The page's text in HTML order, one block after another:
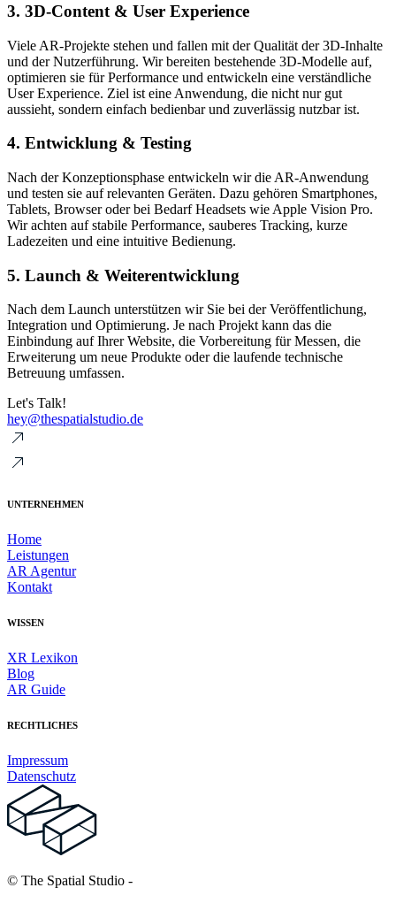
3. 3D-Content & User Experience
Viele AR-Projekte stehen und fallen mit der Qualität der 3D-Inhalte
und der Nutzerführung. Wir bereiten bestehende 3D-Modelle auf,
optimieren sie für Performance und entwickeln eine verständliche
User Experience. Ziel ist eine Anwendung, die nicht nur gut
aussieht, sondern einfach bedienbar und zuverlässig nutzbar ist.
4. Entwicklung & Testing
Nach der Konzeptionsphase entwickeln wir die AR-Anwendung
und testen sie auf relevanten Geräten. Dazu gehören Smartphones,
Tablets, Browser oder bei Bedarf Headsets wie Apple Vision Pro.
Wir achten auf stabile Performance, sauberes Tracking, kurze
Ladezeiten und eine intuitive Bedienung.
5. Launch & Weiterentwicklung
Nach dem Launch unterstützen wir Sie bei der Veröffentlichung,
Integration und Optimierung. Je nach Projekt kann das die
Einbindung auf Ihrer Website, die Vorbereitung für Messen, die
Erweiterung um neue Produkte oder die laufende technische
Betreuung umfassen.
Let's Talk!
hey@thespatialstudio.de
UNTERNEHMEN
Home
Leistungen
AR Agentur
Kontakt
WISSEN
XR Lexikon
Blog
AR Guide
RECHTLICHES
Impressum
Datenschutz
© The Spatial Studio -